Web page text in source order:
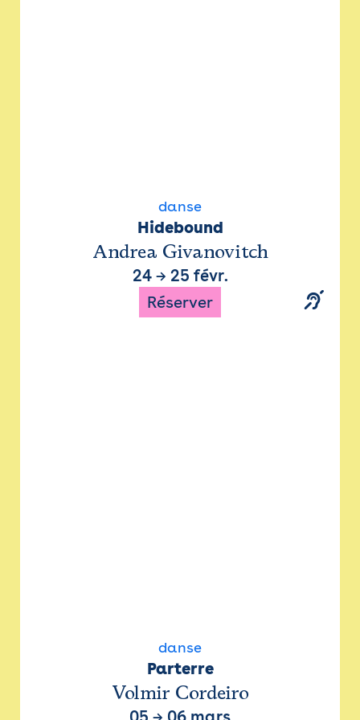
danse
Hidebound
Andrea Givanovitch
24→ 25 févr.
Réserver
danse
Parterre
Volmir Cordeiro